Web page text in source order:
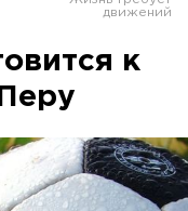
к